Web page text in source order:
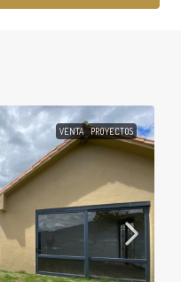
VENTA PROYECTOS